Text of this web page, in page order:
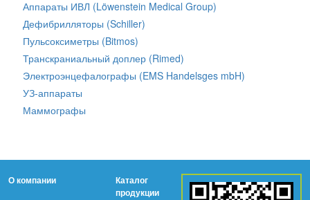
Аппараты ИВЛ (Löwenstein Medical Group)
Дефибрилляторы (Schiller)
Пульсоксиметры (Bitmos)
Транскраниальный доплер (Rimed)
Электроэнцефалографы (EMS Handelsges mbH)
УЗ-аппараты
Маммографы
О компании
Каталог
продукции